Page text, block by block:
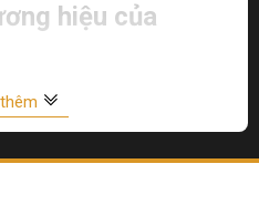
hiệu của